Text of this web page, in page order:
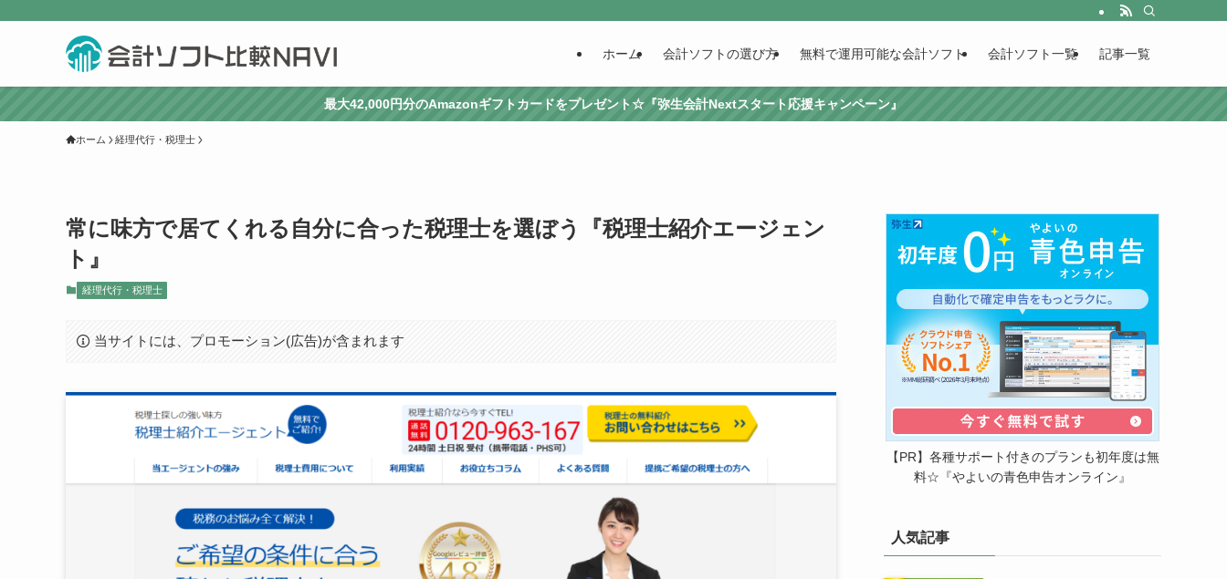
ホーム 会計ソフトの選び方 無料で運用可能な会計ソフト 会計ソフト一覧 記事一覧
最大42,000円分のAmazonギフトカードをプレゼント☆『弥生会計Nextスタート応援キャンペーン』
ホーム 経理代行・税理士
常に味方で居てくれる自分に合った税理士を選ぼう『税理士紹介エージェン
ト』
経理代行・税理士
当サイトには、プロモーション(広告)が含まれます
【PR】各種サポート付きのプランも初年度は無
料☆『やよいの青色申告オンライン』
人気記事